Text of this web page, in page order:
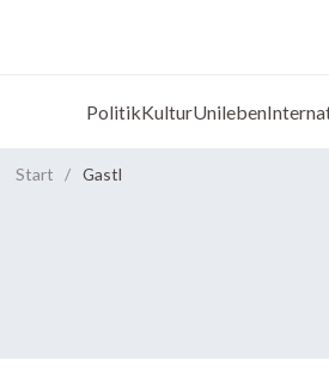
PolitikKulturUnileben
Start / Gastl